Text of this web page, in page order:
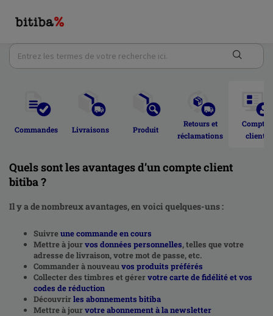
Commandes Livraisons Produit
Retours et
réclamations
Compte
client
Quels sont les avantages d’un compte client
bitiba ?
Il y a de nombreux avantages, en voici quelques-uns :
Suivreune commande en cours
Mettre à jourvos données personnelles, telles que votre
adresse de livraison, votre mot de passe, etc.
Commander à nouveauvos produits préférés
Collecter des timbres et gérervotre carte de fidélité et vos
codes de réduction
Découvrirles abonnements bitiba
Mettre à jourvotre abonnement à la newsletter